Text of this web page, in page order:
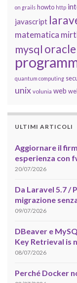
on grails howto http
javascript
matematica
mysql oracle
quantum computing
unix volunia web
ULTIMI ARTICOLI
Aggiornare il
esperienza con
20/07/2026
Da Laravel 5.7 /
migrazione
09/07/2026
DBeaver e
Key Retrieval is
08/07/2026
Perché Docker